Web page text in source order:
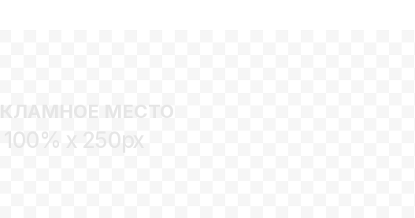
МЕСТО
100% x 250px